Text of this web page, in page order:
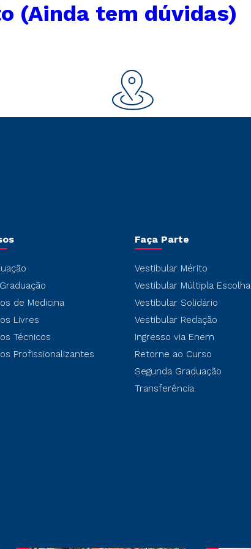
(Ainda tem dúvidas)
de Medicina
Livres
Técnicos
Profissionalizantes
Faça Parte
Vestibular Mérito
Vestibular Múltipla Escolha
Vestibular Solidário
Vestibular Redação
Ingresso via Enem
Retorne ao Curso
Segunda Graduação
Transferência